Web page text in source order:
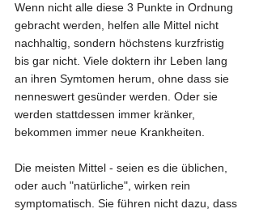
Wenn nicht alle diese 3 Punkte in Ordnung
gebracht werden, helfen alle Mittel nicht
nachhaltig, sondern höchstens kurzfristig
bis gar nicht. Viele doktern ihr Leben lang
an ihren Symtomen herum, ohne dass sie
nenneswert gesünder werden. Oder sie
werden stattdessen immer kränker,
bekommen immer neue Krankheiten.
Die meisten Mittel - seien es die üblichen,
oder auch "natürliche", wirken rein
symptomatisch. Sie führen nicht dazu, dass